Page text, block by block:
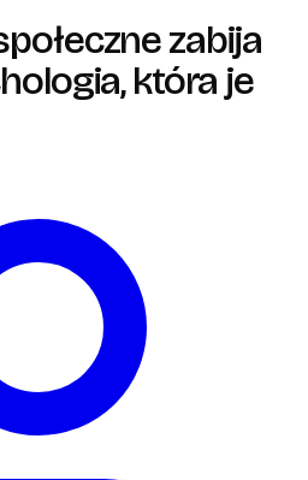
zabija
która je